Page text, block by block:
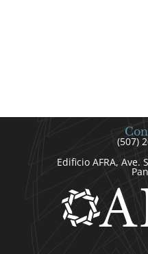
(507)
Edificio AFRA, Ave.